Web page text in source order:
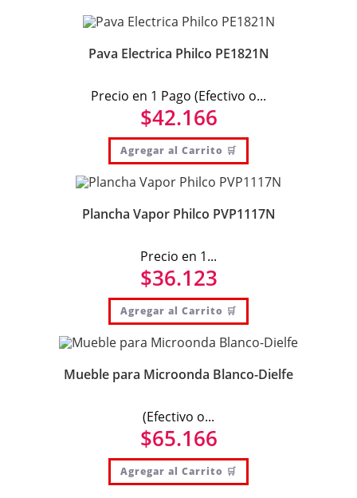
Pava Electrica Philco PE1821N
Precio en 1 Pago (Efectivo o...
$42.166
Agregar al Carrito 🛒
Plancha Vapor Philco PVP1117N
Precio en 1...
$36.123
Agregar al Carrito 🛒
Mueble para Microonda Blanco-Dielfe
(Efectivo o...
$65.166
Agregar al Carrito 🛒